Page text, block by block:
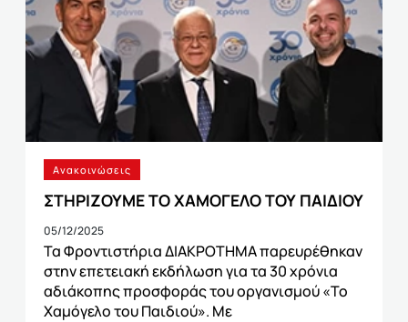
Ανακοινώσεις
ΣΤΗΡΙΖΟΥΜΕ ΤΟ ΧΑΜΟΓΕΛΟ ΤΟΥ ΠΑΙΔΙΟΥ
05/12/2025
Τα Φροντιστήρια ΔΙΑΚΡΟΤΗΜΑ παρευρέθηκαν
στην επετειακή εκδήλωση για τα 30 χρόνια
αδιάκοπης προσφοράς του οργανισμού «Το
Χαμόγελο του Παιδιού». Με